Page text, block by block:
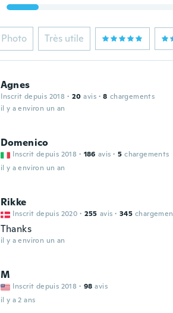
Photo Très utile
Agnes
Inscrit depuis 2018 · 20 avis · 8 chargements
il y a environ un an
Domenico
Inscrit depuis 2018 · 186 avis · 5 chargements
il y a environ un an
Rikke
Inscrit depuis 2020 · 255 avis · 345
Thanks
il y a environ un an
M
Inscrit depuis 2018 · 98 avis
il y a 2 ans